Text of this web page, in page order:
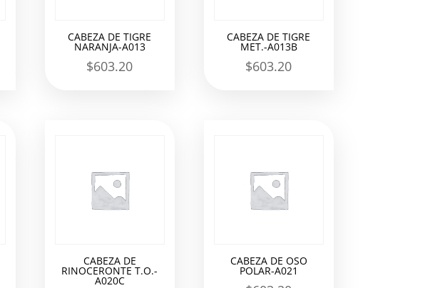
CABEZA DE TIGRE
NARANJA-A013
$603.20
CABEZA DE TIGRE
MET.-A013B
$603.20
CABEZA DE
RINOCERONTE T.O.-
A020C
CABEZA DE OSO
POLAR-A021